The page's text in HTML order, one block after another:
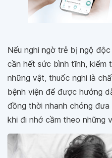
Nếu nghi ngờ trẻ bị ngộ
cần hết sức bình tĩnh, kiểm
những vật, thuốc nghi là
bệnh viện để được hướng
đồng thời nhanh chóng
khi đi nhớ cầm theo những